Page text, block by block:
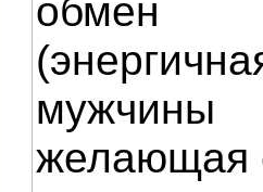
обмен
желающая